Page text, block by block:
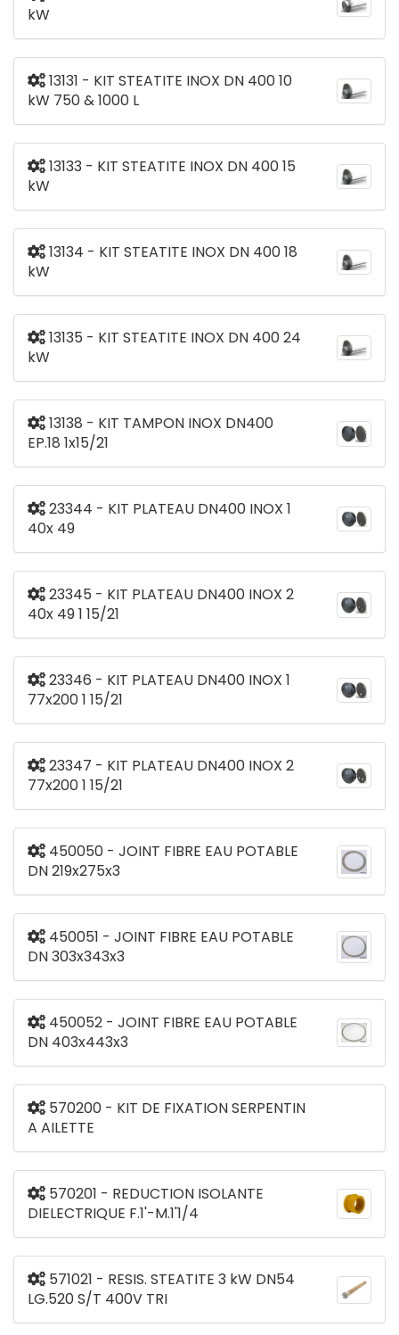
kW
13131 - KIT STEATITE INOX DN 400 10
kW 750 & 1000 L
13133 - KIT STEATITE INOX DN 400 15
kW
13134 - KIT STEATITE INOX DN 400 18
kW
13135 - KIT STEATITE INOX DN 400 24
kW
13138 - KIT TAMPON INOX DN400
EP.18 1x15/21
23344 - KIT PLATEAU DN400 INOX 1
40x 49
23345 - KIT PLATEAU DN400 INOX 2
40x 49 1 15/21
23346 - KIT PLATEAU DN400 INOX 1
77x200 1 15/21
23347 - KIT PLATEAU DN400 INOX 2
77x200 1 15/21
450050 - JOINT FIBRE EAU POTABLE
DN 219x275x3
450051 - JOINT FIBRE EAU POTABLE
DN 303x343x3
450052 - JOINT FIBRE EAU POTABLE
DN 403x443x3
570200 - KIT DE FIXATION SERPENTIN
A AILETTE
570201 - REDUCTION ISOLANTE
DIELECTRIQUE F.1'-M.1'1/4
571021 - RESIS. STEATITE 3 kW DN54
LG.520 S/T 400V TRI